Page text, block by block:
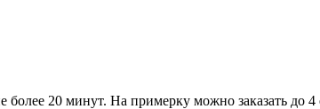
более 20 минут. На примерку можно заказать до